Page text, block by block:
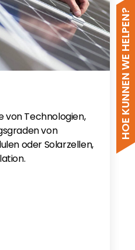
HOE KUNNEN WE HELPEN?
HVB - NL
HVB - SWE
von Technologien,
von
oder Solarzellen,